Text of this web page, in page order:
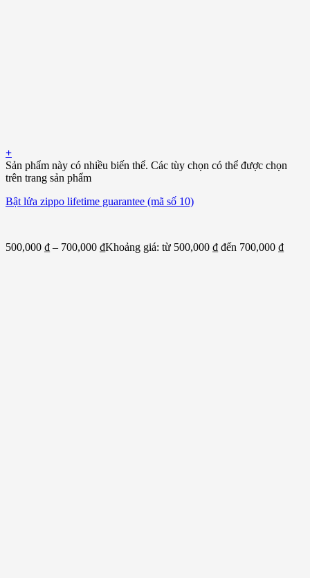
+
Sản phẩm này có nhiều biến thể. Các tùy chọn có thể được chọn
trên trang sản phẩm
Bật lửa zippo lifetime guarantee (mã số 10)
500,000 ₫ – 700,000 ₫Khoảng giá: từ 500,000 ₫ đến 700,000 ₫